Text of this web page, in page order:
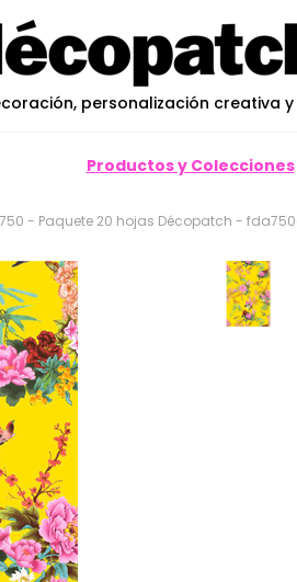
personalización creativa
Productos y Colecciones
750 - Paquete 20 hojas Décopatch -